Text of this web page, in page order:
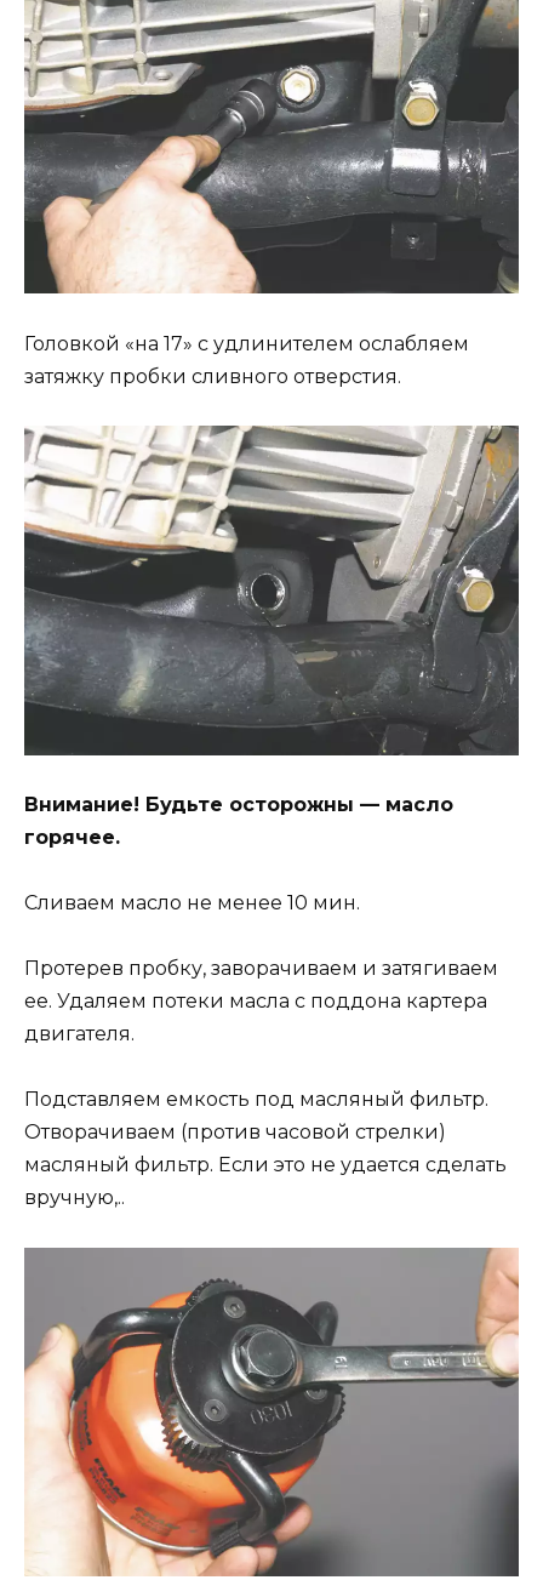
Головкой «на 17» с удлинителем ослабляем
затяжку пробки сливного отверстия.
Внимание! Будьте осторожны — масло
горячее.
Сливаем масло не менее 10 мин.
Протерев пробку, заворачиваем и затягиваем
ее. Удаляем потеки масла с поддона картера
двигателя.
Подставляем емкость под масляный фильтр.
Отворачиваем (против часовой стрелки)
масляный фильтр. Если это не удается сделать
вручную,..